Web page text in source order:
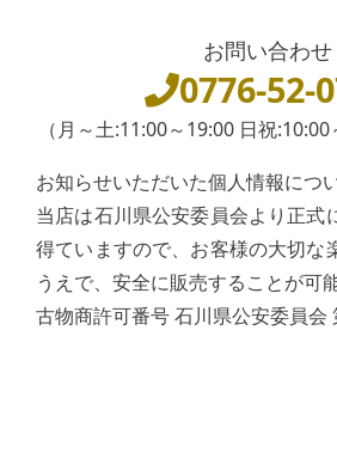
お問い合わせ
0776-52-
（月～土:11:00～19:00 日祝:10:00
お知らせいただいた個人情報につ
当店は石川県公安委員会より正式
得ていますので、お客様の大切な
うえで、安全に販売することが可能
古物商許可番号 石川県公安委員会